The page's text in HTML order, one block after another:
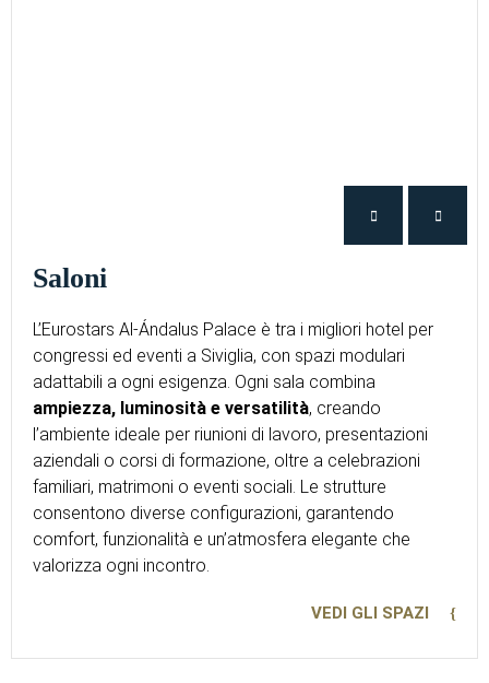
Saloni
L’Eurostars Al-Ándalus Palace è tra i migliori hotel per
congressi ed eventi a Siviglia, con spazi modulari
adattabili a ogni esigenza. Ogni sala combina
ampiezza, luminosità e versatilità, creando
l’ambiente ideale per riunioni di lavoro, presentazioni
aziendali o corsi di formazione, oltre a celebrazioni
familiari, matrimoni o eventi sociali. Le strutture
consentono diverse configurazioni, garantendo
comfort, funzionalità e un’atmosfera elegante che
valorizza ogni incontro.
VEDI GLI SPAZI